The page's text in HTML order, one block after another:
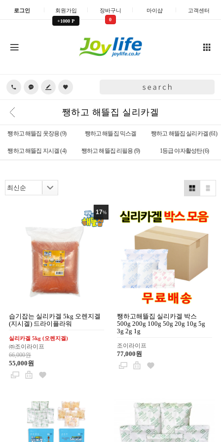
로그인 회원가입
+1000 P
장바구니
0
마이샵 고객센터
쨍하고 해뜰집 실리카겔
쨍하고 해뜰집 옷장용(9) 쨍하고 해뜰집 믹스겔 쨍하고 해뜰집 실리카겔 (61)
쨍하고 해뜰집 지시겔(4) 쨍하고 해뜰집 리필용 (9) 1등급 야자활성탄(6)
17%
습기잡는 실리카겔 5kg 오렌지겔
(지시겔) 드라이플라워
실리카겔 5kg (오렌지겔)
㈜조이라이프
66,000원
55,000원
쨍하고해뜰집 실리카겔 박스
500g 200g 100g 50g 20g 10g 5g
3g 2g 1g
조이라이프
77,000원